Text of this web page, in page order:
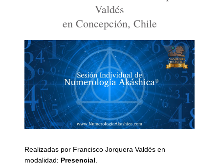
Valdés
en Concepción, Chile
Realizadas por Francisco Jorquera Valdés en
modalidad: Presencial.